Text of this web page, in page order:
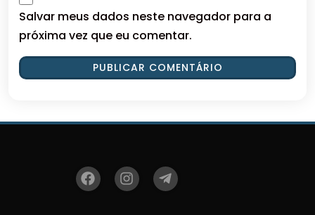
Salvar meus dados neste navegador para a
próxima vez que eu comentar.